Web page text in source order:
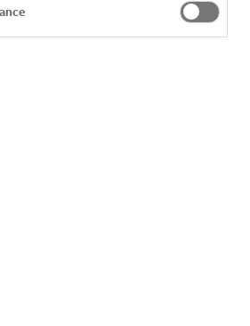
Fanta Original but with a low
to meet everyone's needs and